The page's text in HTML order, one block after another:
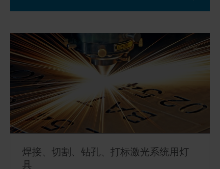
焊接、切割、钻孔、打标激光系统用灯
具